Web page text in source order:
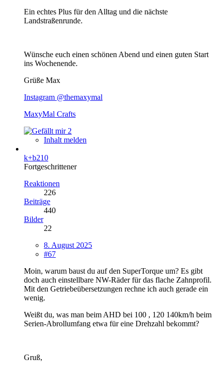
Ein echtes Plus für den Alltag und die nächste
Landstraßenrunde.
Wünsche euch einen schönen Abend und einen guten Start
ins Wochenende.
Grüße Max
Instagram @themaxymal
MaxyMal Crafts
2
Inhalt melden
k+b210
Fortgeschrittener
Reaktionen
226
Beiträge
440
Bilder
22
8. August 2025
#67
Moin, warum baust du auf den SuperTorque um? Es gibt
doch auch einstellbare NW-Räder für das flache Zahnprofil.
Mit den Getriebeübersetzungen rechne ich auch gerade ein
wenig.
Weißt du, was man beim AHD bei 100 , 120 140km/h beim
Serien-Abrollumfang etwa für eine Drehzahl bekommt?
Gruß,